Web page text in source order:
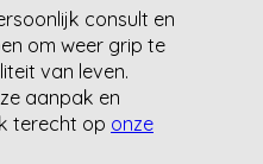
consult en
om weer grip te
van leven.
aanpak en
terecht op onze